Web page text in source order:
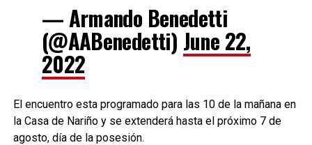
— Armando Benedetti
(@AABenedetti) June 22,
2022
El encuentro esta programado para las 10 de la mañana en
la Casa de Nariño y se extenderá hasta el próximo 7 de
agosto, día de la posesión.